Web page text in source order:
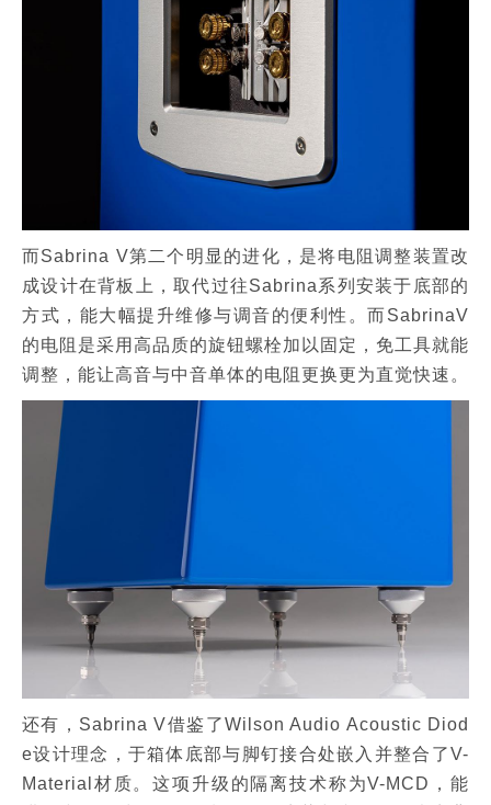
而Sabrina V第二个明显的进化，是将电阻调整装置改
成设计在背板上，取代过往Sabrina系列安装于底部的
方式，能大幅提升维修与调音的便利性。而SabrinaV
的电阻是采用高品质的旋钮螺栓加以固定，免工具就能
调整，能让高音与中音单体的电阻更换更为直觉快速。
还有，Sabrina V借鉴了Wilson Audio Acoustic Diod
e设计理念，于箱体底部与脚钉接合处嵌入并整合了V-
Material材质。这项升级的隔离技术称为V-MCD，能